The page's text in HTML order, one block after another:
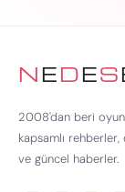
NEDES
2008'dan beri oyun
kapsamlı
ve güncel haberler.